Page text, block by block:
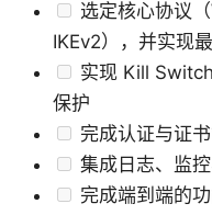
选定核心协议
IKEv2），并实现
实现 Kill
保护
完成认证与证
集成日志、监
完成端到端的